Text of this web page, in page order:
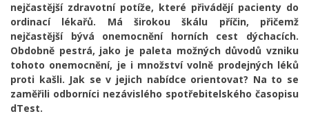
nejčastější zdravotní potíže, které přivádějí pacienty do
ordinací lékařů. Má širokou škálu příčin, přičemž
nejčastější bývá onemocnění horních cest dýchacích.
Obdobně pestrá, jako je paleta možných důvodů vzniku
tohoto onemocnění, je i množství volně prodejných léků
proti kašli. Jak se v jejich nabídce orientovat? Na to se
zaměřili odborníci nezávislého spotřebitelského časopisu
dTest.